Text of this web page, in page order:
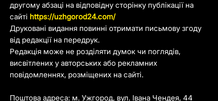
другому абзаці на відповідну сторінку публікації на
сайті https://uzhgorod24.com/
Друковані видання повинні отримати письмову згоду
від редакції на передрук.
Редакція може не розділяти думок чи поглядів,
висвітлених у авторських або рекламних
повідомленнях, розміщених на сайті.
Поштова адреса: м. Ужгород, вул. Івана Чендея, 44